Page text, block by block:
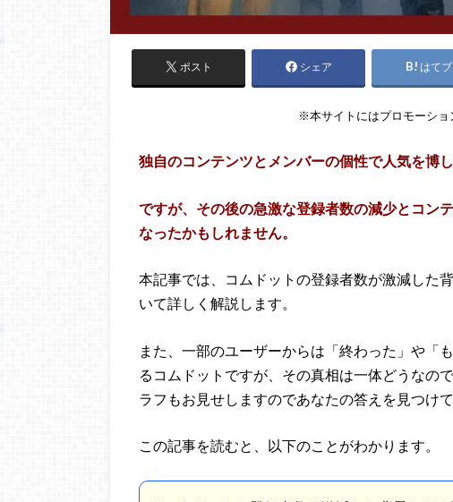
ポスト シェア はてブ
※本サイトにはプロモーショ
独自のコンテンツとメンバーの個性で人気を博し
ですが、その後の急激な登録者数の減少とコン
なったかもしれません。
本記事では、コムドットの登録者数が激減した
いて詳しく解説します。
また、一部のユーザーからは「終わった」や「
るコムドットですが、その真相は一体どうなの
ラフもお見せしますのであなたの答えを見つけて
この記事を読むと、以下のことがわかります。